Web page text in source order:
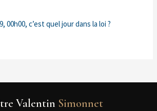
00h00, c’est quel jour dans la loi ?
Valentin Simonnet